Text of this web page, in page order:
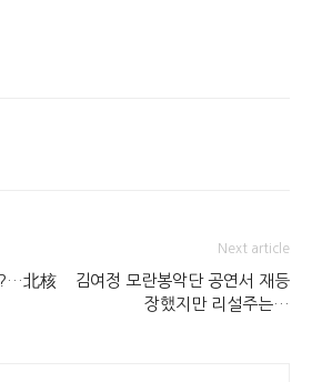
?…北核
Next article
김여정 모란봉악단 공연서 재등
장했지만 리설주는…